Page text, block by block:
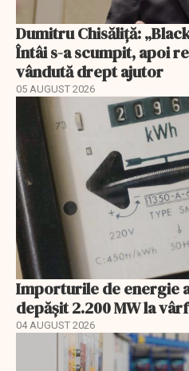
Dumitru Chisăliță:
Întâi s-a scumpit, apoi
vândută drept ajutor
05 AUGUST 2026
Importurile de energie
depășit 2.200 MW la
04 AUGUST 2026